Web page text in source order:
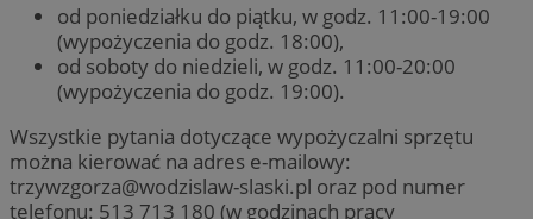
od poniedziałku do piątku, w godz. 11:00-19:00
(wypożyczenia do godz. 18:00),
od soboty do niedzieli, w godz. 11:00-20:00
(wypożyczenia do godz. 19:00).
Wszystkie pytania dotyczące wypożyczalni sprzętu
można kierować na adres e-mailowy:
trzywzgorza@wodzislaw-slaski.pl oraz pod numer
telefonu: 513 713 180 (w godzinach pracy